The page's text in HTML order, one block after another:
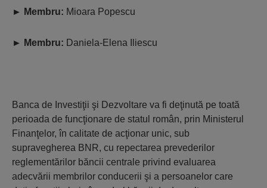
► Membru: Mioara Popescu
► Membru: Daniela-Elena Iliescu
Banca de Investiţii şi Dezvoltare va fi deţinută pe toată
perioada de funcţionare de statul român, prin Ministerul
Finanţelor, în calitate de acţionar unic, sub
supravegherea BNR, cu repectarea prevederilor
reglementărilor băncii centrale privind evaluarea
adecvării membrilor conducerii şi a persoanelor care